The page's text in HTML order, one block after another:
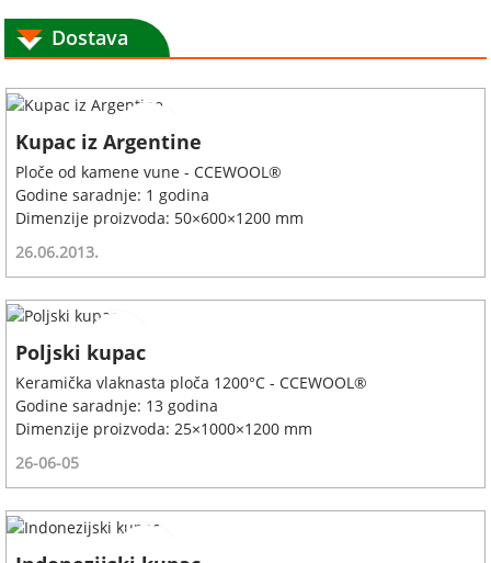
Dostava
Kupac iz Argentine
Ploče od kamene vune - CCEWOOL®
Godine saradnje: 1 godina
Dimenzije proizvoda: 50×600×1200 mm
26.06.2013.
Poljski kupac
Keramička vlaknasta ploča 1200°C - CCEWOOL®
Godine saradnje: 13 godina
Dimenzije proizvoda: 25×1000×1200 mm
26-06-05